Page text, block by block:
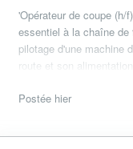
'Opérateur de coupe
essentiel à la chaîne
pilotage d'une machine
route et son
Postée hier